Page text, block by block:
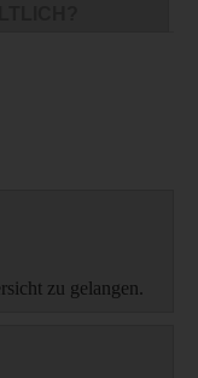
zu gelangen.